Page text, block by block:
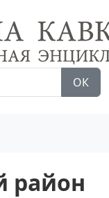
ОК
район